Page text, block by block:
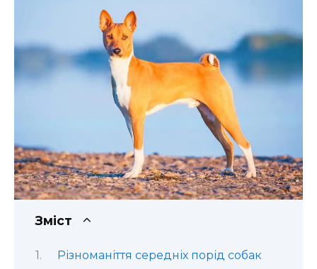
Зміст
Різноманіття середніх порід собак